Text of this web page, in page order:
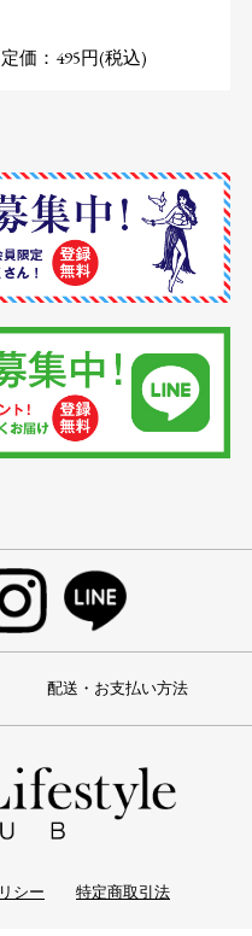
定価：495円(税込)
配送・お支払い方法
シー 特定商取引法